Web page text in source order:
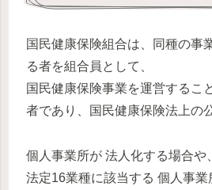
国民健康保険組合は、同種の事
る者を組合員として、
国民健康保険事業を運営するこ
者であり、国民健康保険法上の
個人事業所が 法人化する場合や、
法定16業種に該当する 個人事